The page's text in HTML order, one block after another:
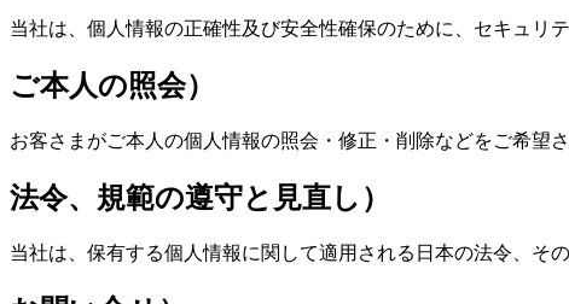
当社は、個人情報の正確性及び安全性確保のために、セキュリ
ご本人の照会）
お客さまがご本人の個人情報の照会・修正・削除などをご希望
法令、規範の遵守と見直し）
当社は、保有する個人情報に関して適用される日本の法令、そ